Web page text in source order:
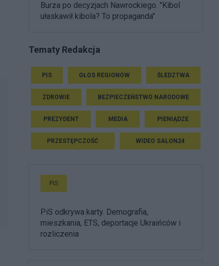
Burza po decyzjach Nawrockiego. "Kibol
ułaskawił kibola? To propaganda"
Tematy Redakcja
PIS GŁOS REGIONÓW ŚLEDZTWA
ZDROWIE BEZPIECZEŃSTWO NARODOWE
PREZYDENT MEDIA PIENIĄDZE
PRZESTĘPCZOŚĆ WIDEO SALON24
PiS
PiS odkrywa karty. Demografia,
mieszkania, ETS, deportacje Ukraińców i
rozliczenia